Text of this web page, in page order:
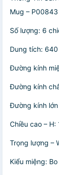
Mug –
Số lượng: 6
Dung tích:
Đường kính
Đường kính
Đường kính lớn
Chiều cao – H:
Trọng lượng –
Kiểu miệng: Bo